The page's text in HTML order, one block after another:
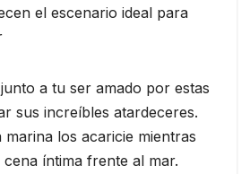
el escenario ideal para
a tu ser amado por estas
sus increíbles atardeceres.
marina los acaricie mientras
íntima frente al mar.